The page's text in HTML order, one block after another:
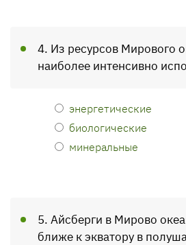
4. Из ресурсов Мирового
наиболее интенсивно
энергетические
биологические
минеральные
5. Айсберги в Мирово
ближе к экватору в